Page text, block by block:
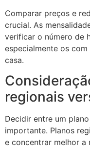
Comparar preços e
crucial. As
verificar o número de
especialmente os
casa.
regionais
Decidir entre um
importante. Planos
e concentrar melhor a